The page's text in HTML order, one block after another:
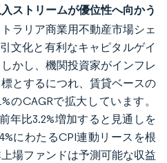
ストリームが優位性へ向かう
ラリア商業用不動産市場シェ
文化と有利なキャピタルゲイ
かし、機関投資家がインフレ
とするにつれ、賃貸ベースの
のCAGRで拡大しています。
年比3.2%増加すると見通しを
にわたるCPI連動リースを根
場ファンドは予測可能な収益